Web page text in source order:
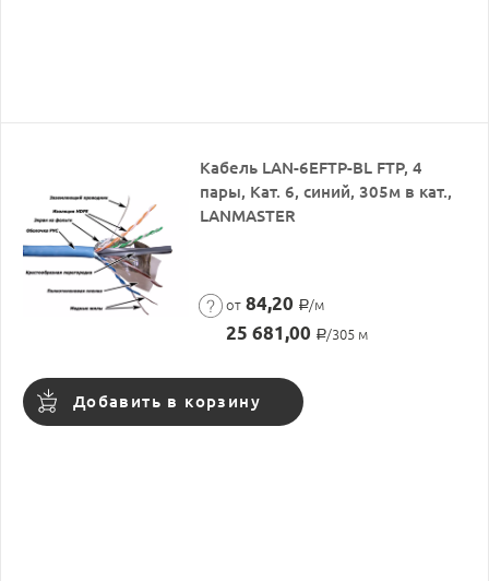
Кабель LAN-6EFTP-BL FTP, 4
пары, Кат. 6, синий, 305м в кат.,
LANMASTER
от 84,20 Р/м
25 681,00 Р/305 м
Добавить в корзину